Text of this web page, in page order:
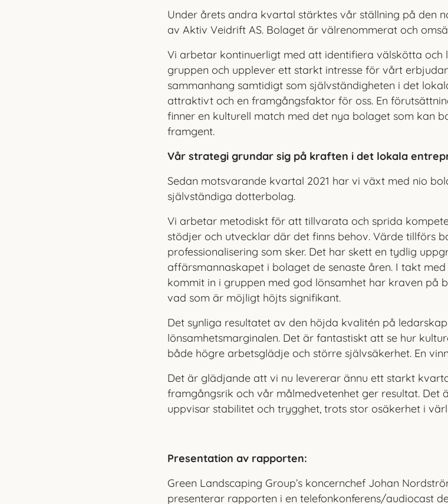
Under årets andra kvartal stärktes vår ställning på den
av Aktiv Veidrift AS. Bolaget är välrenommerat och
Vi arbetar kontinuerligt med att identifiera välskötta och
gruppen och upplever ett starkt intresse för vårt
sammanhang samtidigt som självständigheten i det
attraktivt och en framgångsfaktor för oss. En
finner en kulturell match med det nya bolaget som kan
framgent.
Vår strategi grundar sig på kraften i det lokala
Sedan motsvarande kvartal 2021 har vi växt med nio
självständiga dotterbolag.
Vi arbetar metodiskt för att tillvarata och sprida
stödjer och utvecklar där det finns behov. Värde tillförs
professionalisering som sker. Det har skett en tydlig
affärsmannaskapet i bolaget de senaste åren. I takt
kommit in i gruppen med god lönsamhet har kraven på
vad som är möjligt höjts signifikant.
Det synliga resultatet av den höjda kvalitén på
lönsamhetsmarginalen. Det är fantastiskt att se hur
både högre arbetsglädje och större självsäkerhet. En
Det är glädjande att vi nu levererar ännu ett starkt
framgångsrik och vår målmedvetenhet ger resultat. Det
uppvisar stabilitet och trygghet, trots stor osäkerhet i
Presentation av rapporten:
Green Landscaping Group’s koncernchef Johan
presenterar rapporten i en telefonkonferens/audiocast